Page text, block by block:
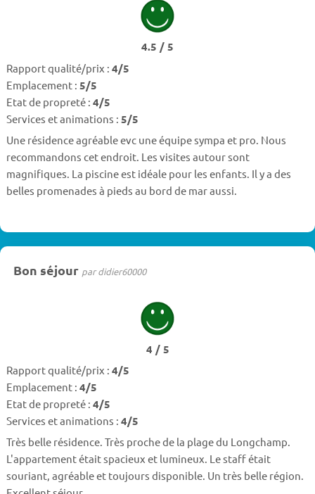
4.5 / 5
Rapport qualité/prix : 4/5
Emplacement : 5/5
Etat de propreté : 4/5
Services et animations : 5/5
Une résidence agréable evc une équipe sympa et pro. Nous
recommandons cet endroit. Les visites autour sont
magnifiques. La piscine est idéale pour les enfants. Il y a des
belles promenades à pieds au bord de mar aussi.
Bon séjour par didier60000
4 / 5
Rapport qualité/prix : 4/5
Emplacement : 4/5
Etat de propreté : 4/5
Services et animations : 4/5
Très belle résidence. Très proche de la plage du Longchamp.
L'appartement était spacieux et lumineux. Le staff était
souriant, agréable et toujours disponible. Un très belle région.